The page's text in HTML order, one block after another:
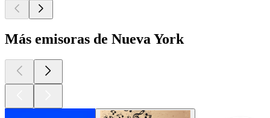
Más emisoras de Nueva York